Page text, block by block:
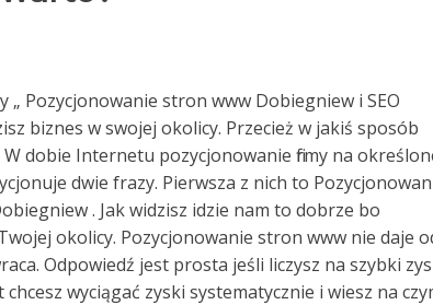
Pozycjonowanie stron www Dobiegniew i SEO
biznes w swojej okolicy. Przecież w jakiś sposób
dobie Internetu pozycjonowanie firmy na
dwie frazy. Pierwsza z nich to
. Jak widzisz idzie nam to dobrze bo
okolicy. Pozycjonowanie stron www nie daje
Odpowiedź jest prosta jeśli liczysz na szybki
wyciągać zyski systematycznie i wiesz na